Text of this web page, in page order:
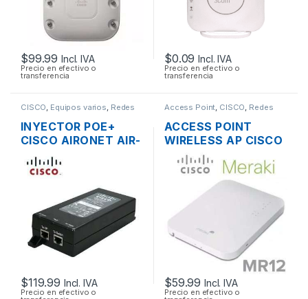
$99.99 Incl. IVA
Precio en efectivo o
transferencia
$0.09 Incl. IVA
Precio en efectivo o
transferencia
CISCO Equipos varios Redes
INYECTOR POE+
CISCO AIRONET AIR-
PWRINJ4= 30W
802.3 AF/AT
$119.99 Incl. IVA
Precio en efectivo o
Access Point CISCO Redes
ACCESS POINT
WIRELESS AP CISCO
MERAKI MR12 CLOUD
MANAGED AP
2.4GHZ SOPORTE
POE OUTDOOR
$59.99 Incl. IVA
Precio en efectivo o